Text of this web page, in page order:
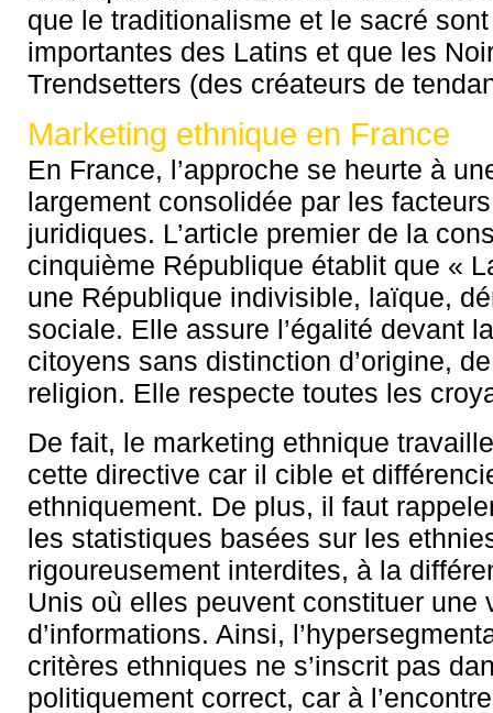
que le traditionalisme et le sacré
importantes des Latins et que les
Trendsetters (des créateurs de
Marketing ethnique en France
En France, l’approche se heurte à
largement consolidée par les
juridiques. L’article premier de la
cinquième République établit que «
une République indivisible, laïque,
sociale. Elle assure l’égalité devant
citoyens sans distinction d’origine,
religion. Elle respecte toutes les
De fait, le marketing ethnique
cette directive car il cible et
ethniquement. De plus, il faut
les statistiques basées sur les
rigoureusement interdites, à la
Unis où elles peuvent constituer une
d’informations. Ainsi,
critères ethniques ne s’inscrit pas
politiquement correct, car à